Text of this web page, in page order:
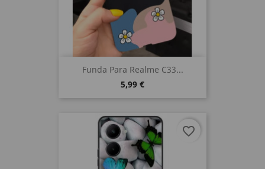
Funda Para Realme C33...
5,99 €
favorite_border